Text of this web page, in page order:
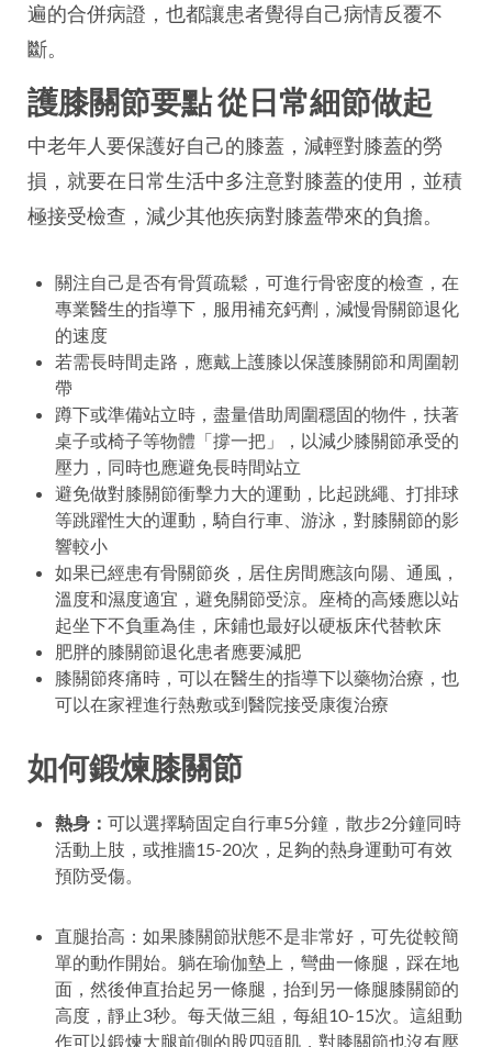
遍的合併病證，也都讓患者覺得自己病情反覆不
斷。
護膝關節要點 從日常細節做起
中老年人要保護好自己的膝蓋，減輕對膝蓋的勞
損，就要在日常生活中多注意對膝蓋的使用，並積
極接受檢查，減少其他疾病對膝蓋帶來的負擔。
關注自己是否有骨質疏鬆，可進行骨密度的檢查，在
專業醫生的指導下，服用補充鈣劑，減慢骨關節退化
的速度
若需長時間走路，應戴上護膝以保護膝關節和周圍韌
帶
蹲下或準備站立時，盡量借助周圍穩固的物件，扶著
桌子或椅子等物體「撐一把」，以減少膝關節承受的
壓力，同時也應避免長時間站立
避免做對膝關節衝擊力大的運動，比起跳繩、打排球
等跳躍性大的運動，騎自行車、游泳，對膝關節的影
響較小
如果已經患有骨關節炎，居住房間應該向陽、通風，
溫度和濕度適宜，避免關節受涼。座椅的高矮應以站
起坐下不負重為佳，床鋪也最好以硬板床代替軟床
肥胖的膝關節退化患者應要減肥
膝關節疼痛時，可以在醫生的指導下以藥物治療，也
可以在家裡進行熱敷或到醫院接受康復治療
如何鍛煉膝關節
熱身： 可以選擇騎固定自行車5分鐘，散步2分鐘同時
活動上肢，或推牆15-20次，足夠的熱身運動可有效
預防受傷。
直腿抬高： 如果膝關節狀態不是非常好，可先從較簡
單的動作開始。躺在瑜伽墊上，彎曲一條腿，踩在地
面，然後伸直抬起另一條腿，抬到另一條腿膝關節的
高度，靜止3秒。每天做三組，每組10-15次。這組動
作可以鍛煉大腿前側的股四頭肌，對膝關節也沒有壓